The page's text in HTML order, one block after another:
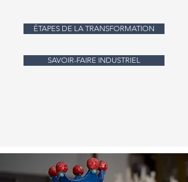
ÉTAPES DE LA TRANSFORMATION
SAVOIR-FAIRE INDUSTRIEL